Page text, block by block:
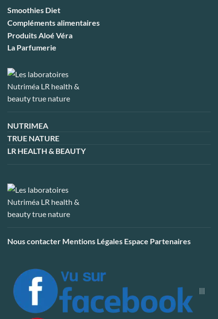
Smoothies Diet
Compléments alimentaires
Produits Aloé Véra
La Parfumerie
NUTRIMEA
TRUE NATURE
LR HEALTH & BEAUTY
Nous contacter Mentions Légales Espace Partenaires
|||